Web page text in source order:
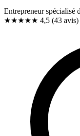
Entrepreneur spécialisé
★★★★★ 4,5 (43 avis)